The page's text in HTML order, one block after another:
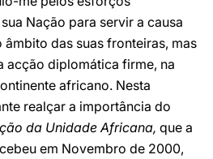
Nação para servir a causa
âmbito das suas fronteiras, mas
acção diplomática firme, na
africano. Nesta
realçar a importância do
da Unidade Africana, que a
em Novembro de 2000,